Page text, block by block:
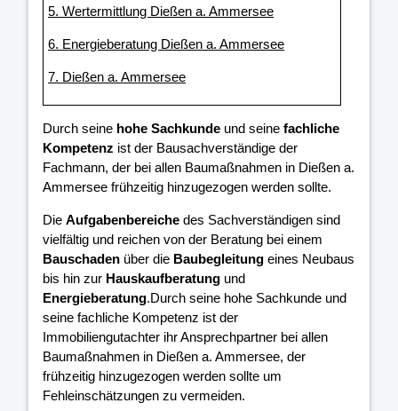
5. Wertermittlung Dießen a. Ammersee
6. Energieberatung Dießen a. Ammersee
7. Dießen a. Ammersee
Durch seine hohe Sachkunde und seine fachliche
Kompetenz ist der Bausachverständige der
Fachmann, der bei allen Baumaßnahmen in Dießen a.
Ammersee frühzeitig hinzugezogen werden sollte.
Die Aufgabenbereiche des Sachverständigen sind
vielfältig und reichen von der Beratung bei einem
Bauschaden über die Baubegleitung eines Neubaus
bis hin zur Hauskaufberatung und
Energieberatung.Durch seine hohe Sachkunde und
seine fachliche Kompetenz ist der
Immobiliengutachter ihr Ansprechpartner bei allen
Baumaßnahmen in Dießen a. Ammersee, der
frühzeitig hinzugezogen werden sollte um
Fehleinschätzungen zu vermeiden.